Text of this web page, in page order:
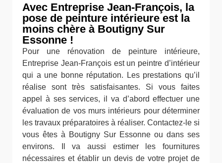
Avec Entreprise Jean-François, la
pose de peinture intérieure est la
moins chère à Boutigny Sur
Essonne !
Pour une rénovation de peinture intérieure,
Entreprise Jean-François est un peintre d’intérieur
qui a une bonne réputation. Les prestations qu’il
réalise sont très satisfaisantes. Si vous faites
appel à ses services, il va d’abord effectuer une
évaluation de vos murs intérieurs pour déterminer
les travaux préparatoires à réaliser. Contactez-le si
vous êtes à Boutigny Sur Essonne ou dans ses
environs. Il va aussi estimer les fournitures
nécessaires et établir un devis de votre projet de